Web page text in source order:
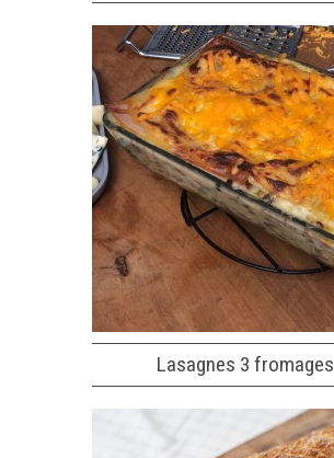
Lasagnes 3 fromages